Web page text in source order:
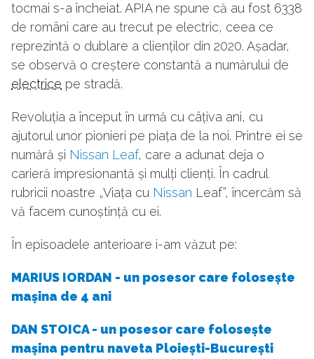
tocmai s-a încheiat. APIA ne spune că au fost 6338
de români care au trecut pe electric, ceea ce
reprezintă o dublare a clienților din 2020. Așadar,
se observă o creștere constantă a numărului de
electrice pe stradă.
Revoluția a început în urmă cu câțiva ani, cu
ajutorul unor pionieri pe piața de la noi. Printre ei se
numără și Nissan Leaf, care a adunat deja o
carieră impresionantă și mulți clienți. În cadrul
rubricii noastre „Viața cu Nissan Leaf”, încercăm să
vă facem cunoștință cu ei.
În episoadele anterioare i-am văzut pe:
MARIUS IORDAN - un posesor care folosește
mașina de 4 ani
DAN STOICA - un posesor care folosește
mașina pentru naveta Ploiești-București